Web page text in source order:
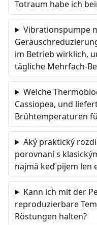
Totraum habe ich
Vibrationspumpe
im Betrieb wirklich,
tägliche Mehrfach-
Welche
Cassiopea, und
Brühtemperaturen
Aký praktický
porovnaní s
najmä keď pijem len
Kann ich mit der
reproduzierbare
Röstungen halten?